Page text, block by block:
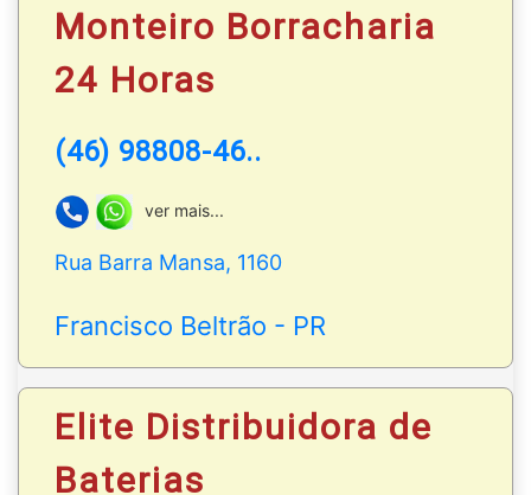
Serviços gerais de trânsito| Consultas de sinistro
e leilão;
Chame pelo nosso
Monteiro Borracharia
24 Horas
(46) 98808-46..
ver mais...
Rua Barra Mansa, 1160
Francisco Beltrão - PR
Elite Distribuidora de
Baterias